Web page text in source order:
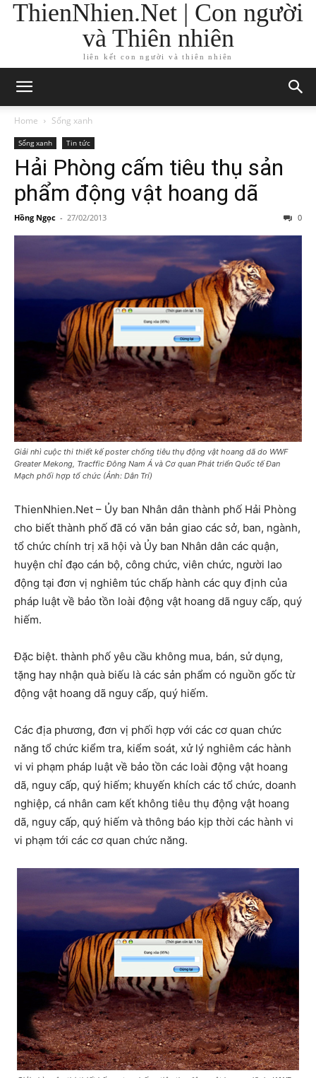
ThienNhien.Net | Con người
và Thiên nhiên
liên kết con người và thiên nhiên
Home Sống xanh
Sống xanh Tin tức
Hải Phòng cấm tiêu thụ sản
phẩm động vật hoang dã
Hồng Ngọc - 27/02/2013 0
Giải nhì cuộc thi thiết kế poster chống tiêu thụ động vật hoang dã do WWF
Greater Mekong, Tracffic Đông Nam Á và Cơ quan Phát triển Quốc tế Đan
Mạch phối hợp tổ chức (Ảnh: Dân Trí)
ThienNhien.Net – Ủy ban Nhân dân thành phố Hải Phòng
cho biết thành phố đã có văn bản giao các sở, ban, ngành,
tổ chức chính trị xã hội và Ủy ban Nhân dân các quận,
huyện chỉ đạo cán bộ, công chức, viên chức, người lao
động tại đơn vị nghiêm túc chấp hành các quy định của
pháp luật về bảo tồn loài động vật hoang dã nguy cấp, quý
hiếm.
Đặc biệt. thành phố yêu cầu không mua, bán, sử dụng,
tặng hay nhận quà biếu là các sản phẩm có nguồn gốc từ
động vật hoang dã nguy cấp, quý hiếm.
Các địa phương, đơn vị phối hợp với các cơ quan chức
năng tổ chức kiểm tra, kiểm soát, xử lý nghiêm các hành
vi vi phạm pháp luật về bảo tồn các loài động vật hoang
dã, nguy cấp, quý hiếm; khuyến khích các tổ chức, doanh
nghiệp, cá nhân cam kết không tiêu thụ động vật hoang
dã, nguy cấp, quý hiếm và thông báo kịp thời các hành vi
vi phạm tới các cơ quan chức năng.